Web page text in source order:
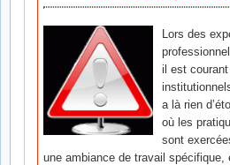
Lors des
il est
a là rien
où les
sont
une ambiance de travail spécifique,